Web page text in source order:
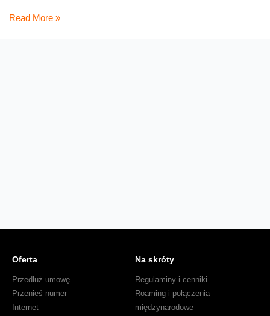
Mark
Read More »
Oferta
Przedłuż umowę
Przenieś numer
Internet
Na skróty
Regulaminy i cenniki
Roaming i połączenia
międzynarodowe